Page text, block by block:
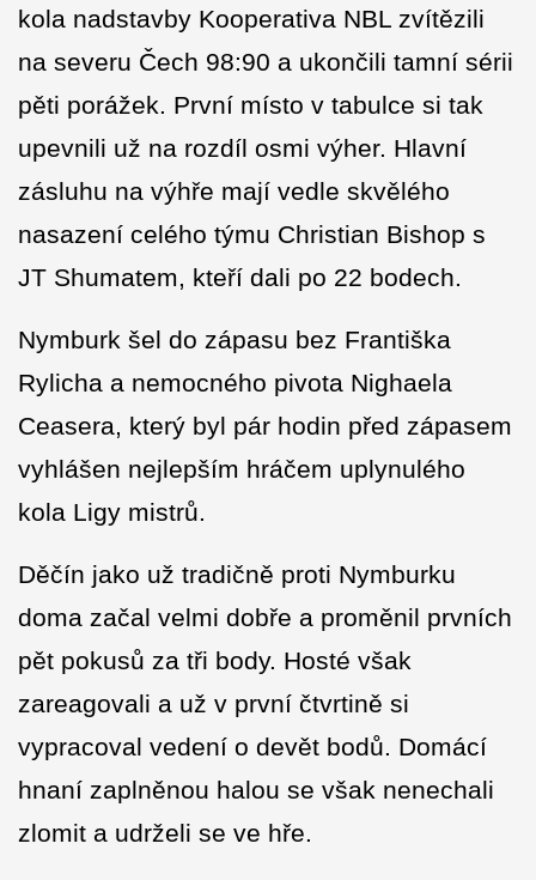
kola nadstavby Kooperativa NBL zvítězili
na severu Čech 98:90 a ukončili tamní sérii
pěti porážek. První místo v tabulce si tak
upevnili už na rozdíl osmi výher. Hlavní
zásluhu na výhře mají vedle skvělého
nasazení celého týmu Christian Bishop s
JT Shumatem, kteří dali po 22 bodech.
Nymburk šel do zápasu bez Františka
Rylicha a nemocného pivota Nighaela
Ceasera, který byl pár hodin před zápasem
vyhlášen nejlepším hráčem uplynulého
kola Ligy mistrů.
Děčín jako už tradičně proti Nymburku
doma začal velmi dobře a proměnil prvních
pět pokusů za tři body. Hosté však
zareagovali a už v první čtvrtině si
vypracoval vedení o devět bodů. Domácí
hnaní zaplněnou halou se však nenechali
zlomit a udrželi se ve hře.